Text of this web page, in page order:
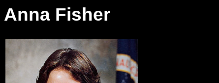
Anna Fisher